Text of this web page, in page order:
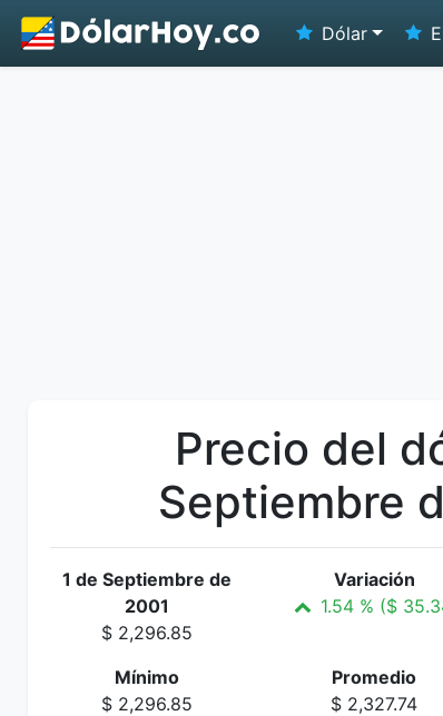
Dólar
Precio del
Septiembre
1 de Septiembre de
2001
$ 2,296.85
Variación
1.54 % ($
Mínimo
$ 2,296.85
Promedio
$ 2,327.74